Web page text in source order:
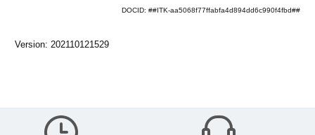
DOCID: ##ITK-aa5068f77ffabfa4d894dd6c990f4fbd##
Version: 202110121529